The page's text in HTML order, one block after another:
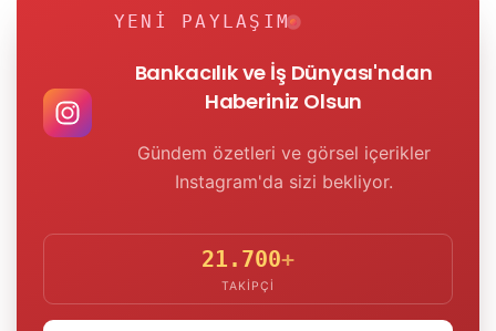
YENI PAYLAŞIM
Bankacılık ve İş Dünyası'ndan
Haberiniz Olsun
Gündem özetleri ve görsel içerikler
Instagram'da sizi bekliyor.
21.700+
TAKIPÇI